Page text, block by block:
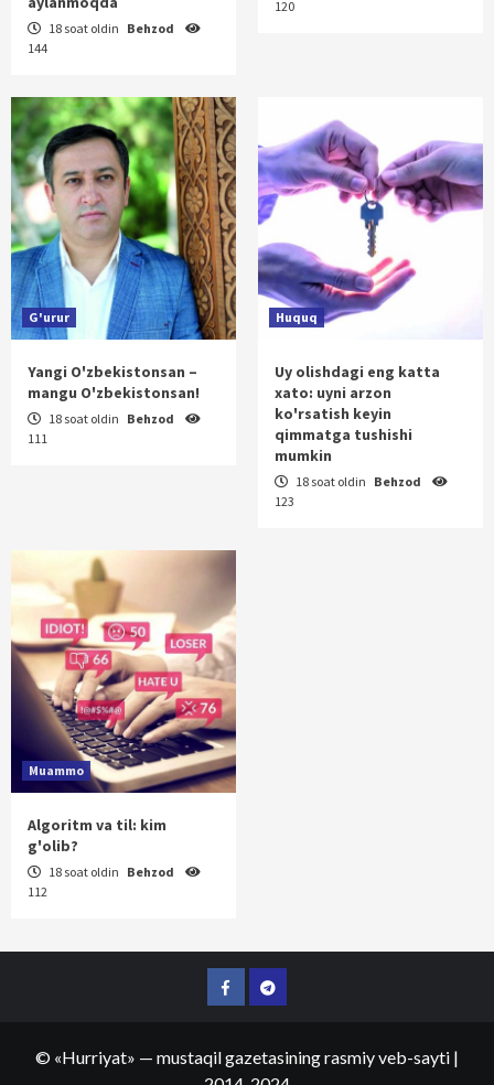
18 soat oldin Behzod
144
120
G'urur
Yangi O'zbekistonsan –
mangu O'zbekistonsan!
18 soat oldin Behzod
111
Huquq
Uy olishdagi eng katta
xato: uyni arzon
ko'rsatish keyin
qimmatga tushishi
mumkin
18 soat oldin Behzod
123
Muammo
Algoritm va til: kim
g'olib?
18 soat oldin Behzod
112
FacebookTelegram
© «Hurriyat» — mustaqil gazetasining rasmiy veb-sayti |